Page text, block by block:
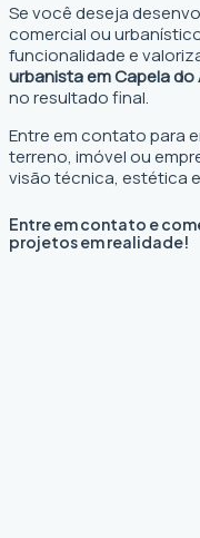
Se você deseja
comercial ou
funcionalidade e
urbanista em Capela do
no resultado final.
Entre em contato para
terreno, imóvel ou
visão técnica, estética
Entre em contato e
projetos em realidade!